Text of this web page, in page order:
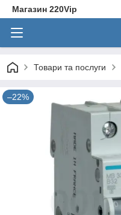
Магазин 220Vip
Товари та послуги
–22%